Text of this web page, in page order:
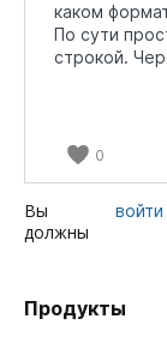
каком
По сути
строкой.
0
Вы
должны
войти
Продукты